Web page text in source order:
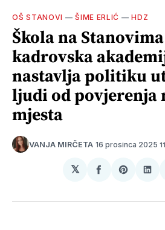
OŠ STANOVI —ŠIME ERLIĆ —HDZ
Škola na
kadrovska
nastavlja politiku
ljudi od povjerenja
mjesta
VANJA MIRČETA 16 prosinca 2025
𝕏
podijeliShare